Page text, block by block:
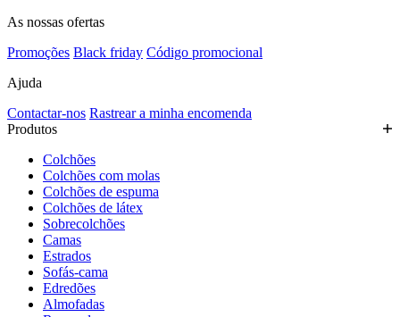
As nossas ofertas
Promoções Black friday Código promocional
Ajuda
Contactar-nos Rastrear a minha encomenda
Produtos
Colchões
Colchões com molas
Colchões de espuma
Colchões de látex
Sobrecolchões
Camas
Estrados
Sofás-cama
Edredões
Almofadas